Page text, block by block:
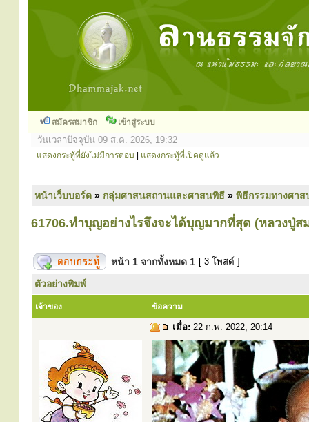
สมัครสมาชิก เข้าสู่ระบบ
วันเวลาปัจจุบัน 09 ส.ค. 2026, 19:32
แสดงกระทู้ที่ยังไม่มีการตอบ แสดงกระทู้ที่เปิดดูแล้ว
หน้าเว็บบอร์ด » กลุ่มศาสนสถานและศาสนพิธี » พิธีกรรมทางศา
61706.ทำบุญอย่างไรจึงจะได้บุญมากที่สุด (หลวงปู่ส
หน้า 1 จากทั้งหมด 1 [ 3 โพสต์ ]
ตัวอย่างพิมพ์
เจ้าของ ข้อความ
เมื่อ: 22 ก.พ. 2022, 20:14